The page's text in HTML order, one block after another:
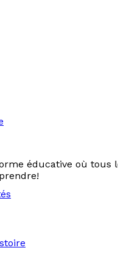
éducative où tous